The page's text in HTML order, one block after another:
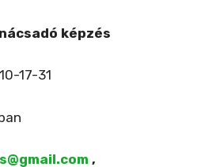
képzés
17-31
,